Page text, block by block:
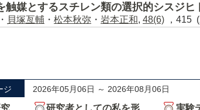
触媒とするスチレン類の選択的シスジヒ
・ 貝塚亙輔 ・ 松本秋弥 ・ 岩本正和, 48(6) ，415
ジ 2026年05月06日 ～ 2026年08月06日
研究者としての私を形
実験